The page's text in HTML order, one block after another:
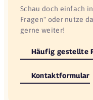
Schau doch einfach
Fragen" oder nutze
gerne weiter!
Häufig gestellte
Kontaktformular